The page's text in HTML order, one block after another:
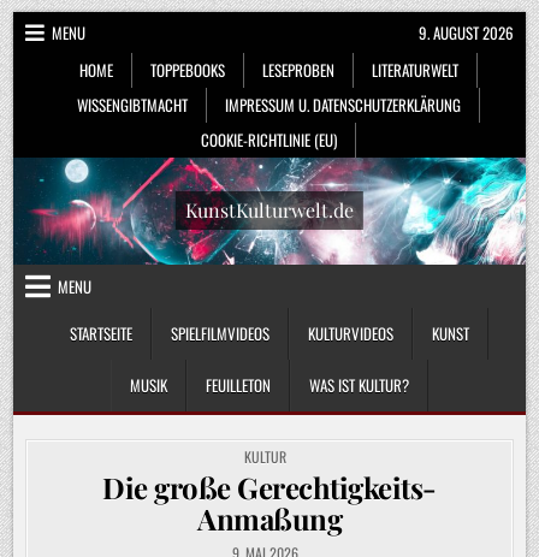
Skip
to
content
MENU
HOME
TOPPEBOOKS LESEPROBEN
LITERATURWELT
WISSENGIBTMACHT
IMPRESSUM U. DATENSCHUTZERKLÄRUNG
COOKIE-RICHTLINIE (EU)
9. AUGUST 2026
KunstKulturwelt.de
MENU
STARTSEITE
SPIELFILMVIDEOS KULTURVIDEOS KUNST
MUSIK FEUILLETON WAS IST KULTUR?
POSTED
IN
KULTUR
Die große Gerechtigkeits-
Anmaßung
9. MAI 2026